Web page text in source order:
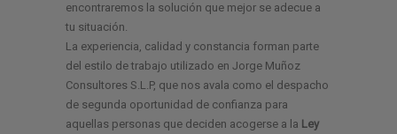
encontraremos la solución que mejor se adecue a
tu situación.
La experiencia, calidad y constancia forman parte
del estilo de trabajo utilizado en Jorge Muñoz
Consultores S.L.P, que nos avala como el despacho
de segunda oportunidad de confianza para
aquellas personas que deciden acogerse a la Ley